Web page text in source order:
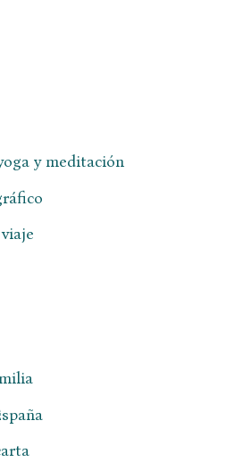
y meditación